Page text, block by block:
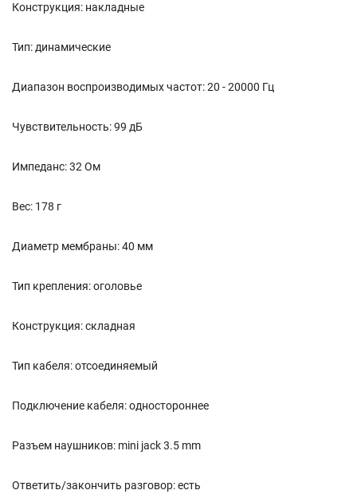
Конструкция: накладные
Тип: динамические
Диапазон воспроизводимых частот: 20 - 20000 Гц
Чувствительность: 99 дБ
Импеданс: 32 Ом
Вес: 178 г
Диаметр мембраны: 40 мм
Тип крепления: оголовье
Конструкция: складная
Тип кабеля: отсоединяемый
Подключение кабеля: одностороннее
Разъем наушников: mini jack 3.5 mm
Ответить/закончить разговор: есть